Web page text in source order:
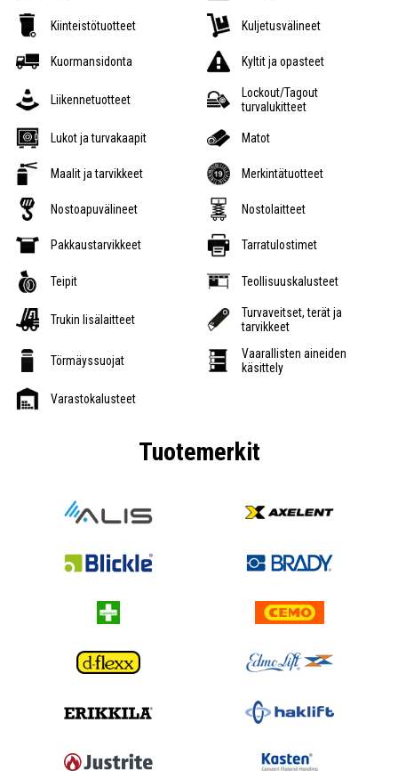
Kiinteistötuotteet Kuljetusvälineet
Kuormansidonta Kyltit ja opasteet
Liikennetuotteet
Lockout/Tagout
turvalukitteet
Lukot ja turvakaapit Matot
Maalit ja tarvikkeet Merkintätuotteet
Nostoapuvälineet Nostolaitteet
Pakkaustarvikkeet Tarratulostimet
Teipit Teollisuuskalusteet
Trukin lisälaitteet
Turvaveitset, terät ja
tarvikkeet
Törmäyssuojat
Vaarallisten aineiden
käsittely
Varastokalusteet
Tuotemerkit